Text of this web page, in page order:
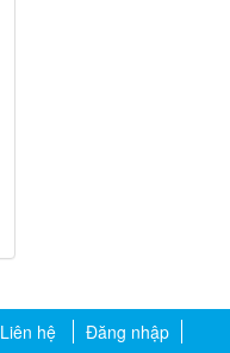
Liên hệ Đăng nhập